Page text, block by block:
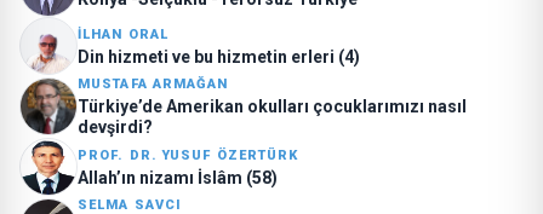
İLHAN ORAL
Din hizmeti ve bu hizmetin erleri (4)
MUSTAFA ARMAĞAN
Türkiye’de Amerikan okulları çocuklarımızı nasıl
devşirdi?
PROF. DR. YUSUF ÖZERTÜRK
Allah’ın nizamı İslâm (58)
SELMA SAVCI